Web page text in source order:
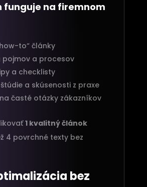
funguje na firemnom
to“ články
pojmov a procesov
a checklisty
a skúsenosti z praxe
časté otázky zákazníkov
1 kvalitný článok
4 povrchné texty bez
bez